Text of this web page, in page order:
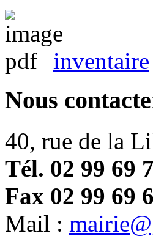
inventaire
Nous
40, rue de la
Tél. 02 99 69
Fax 02 99 69
Mail :